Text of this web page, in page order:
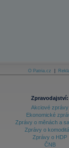
O Patria.cz
Zpravodajství:
Akciové zprávy
Ekonomické
Zprávy o měnách a
Zprávy o
Zprávy o HDP
ČNB